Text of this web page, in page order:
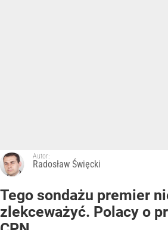
Autor:
Radosław Święcki
Tego sondażu premier
zlekceważyć. Polacy o